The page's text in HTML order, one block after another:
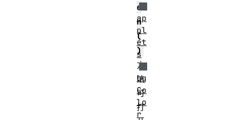
e
n
(
)
方
法
可
打
ap
pl
et
s
bg
Co
lo
r